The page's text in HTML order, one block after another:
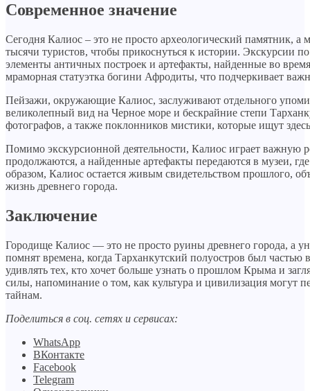
Современное значение
Сегодня Калиос – это не просто археологический памятник,
тысячи туристов, чтобы прикоснуться к истории. Экскурсии
элементы античных построек и артефакты, найденные во
мраморная статуэтка богини Афродиты, что подчеркивает
Пейзажи, окружающие Калиос, заслуживают отдельного
великолепный вид на Черное море и бескрайние степи
фотографов, а также поклонников мистики, которые ищут
Помимо экскурсионной деятельности, Калиос играет важную
продолжаются, а найденные артефакты передаются в музеи,
образом, Калиос остается живым свидетельством прошлого,
жизнь древнего города.
Заключение
Городище Калиос — это не просто руины древнего города, а
помнят времена, когда Тарханкутский полуостров был
удивлять тех, кто хочет больше узнать о прошлом Крыма и
силы, напоминание о том, как культура и цивилизация могут
тайнам.
Поделиться в соц. сетях и сервисах:
WhatsApp
ВКонтакте
Facebook
Telegram